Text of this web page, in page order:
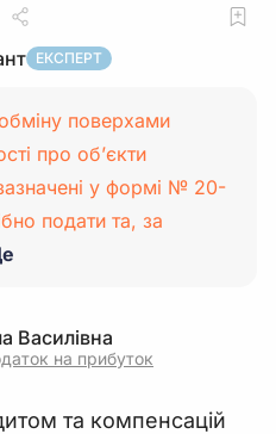
ЕКСПЕРТ
поверхами
про об’єкти
у формі № 20-
подати та, за
Василівна
на прибуток
та компенсацій